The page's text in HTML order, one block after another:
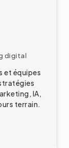
digital
et équipes
IA,
terrain.